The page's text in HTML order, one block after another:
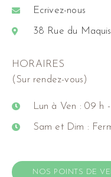
Ecrivez-nous
38 Rue du
HORAIRES
(Sur rendez-vous)
Lun à Ven : 09 h -
Sam et Dim :
NOS POINTS DE